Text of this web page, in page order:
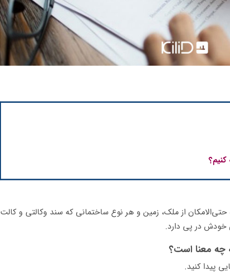
از ملک، زمین و هر نوع ساختمانی که سند وکالتی و کالت
خودش در پی دارد.
چه معنا است؟
پیدا کنید.